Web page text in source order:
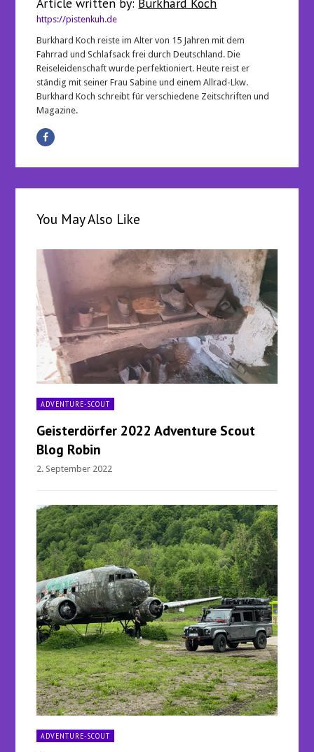
Article written by: Burkhard Koch
https://pistenkuh.de
Burkhard Koch reiste im Alter von 15 Jahren mit dem
Fahrrad und Schlafsack frei durch Deutschland. Die
Reiseleidenschaft wurde perfektioniert. Heute reist er
ständig mit seiner Frau Sabine und einem Allrad-Lkw.
Burkhard Koch schreibt für verschiedene Zeitschriften und
Magazine.
You May Also Like
ADVENTURE-SCOUT
Geisterdörfer 2022 Adventure Scout
Blog Robin
2. September 2022
ADVENTURE-SCOUT